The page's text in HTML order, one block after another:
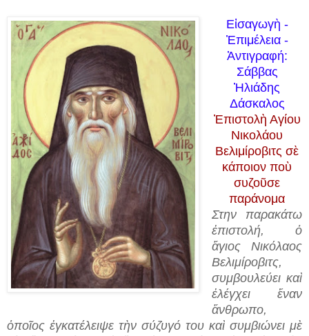
Εἰσαγωγὴ -
Ἐπιμέλεια -
Ἀντιγραφή:
Σάββας
Ἠλιάδης
Δάσκαλος
Ἐπιστολὴ Αγίου
Νικολάου
Βελιμίροβιτς σὲ
κάποιον ποὺ
συζοῦσε
παράνομα
Στην παρακάτω
ἐπιστολή, ὁ
ἅγιος Νικόλαος
Βελιμίροβιτς,
συμβουλεύει καὶ
ἐλέγχει ἕναν
ἄνθρωπο,
ὁποῖος ἐγκατέλειψε τὴν σύζυγό του καὶ συμβιώνει μὲ